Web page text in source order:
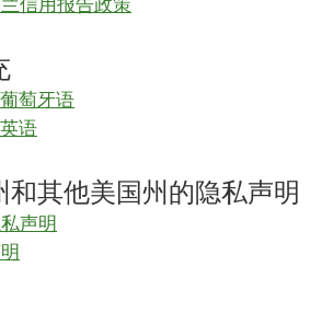
萄牙语
语
和其他美国州的隐私声明
声明